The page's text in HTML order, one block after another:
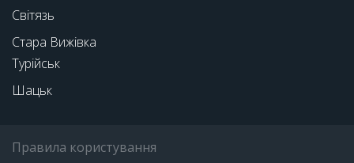
Світязь
Стара Вижівка
Турійськ
Шацьк
Правила користування